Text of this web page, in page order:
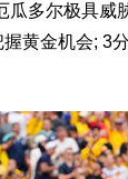
多尔极具威
黄金机会; 3